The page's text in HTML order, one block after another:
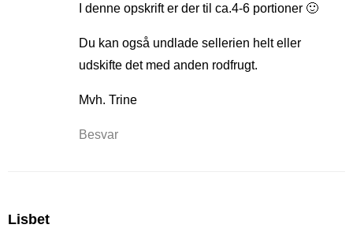
I denne opskrift er der til ca.4-6 portioner 🙂
Du kan også undlade sellerien helt eller
udskifte det med anden rodfrugt.
Mvh. Trine
Besvar
Lisbet